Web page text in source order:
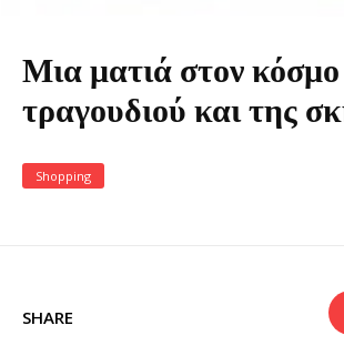
Μια ματιά στον
τραγουδιού και της
Shopping
SHARE